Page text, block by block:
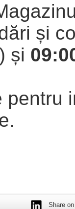
și
și
pentru
Share